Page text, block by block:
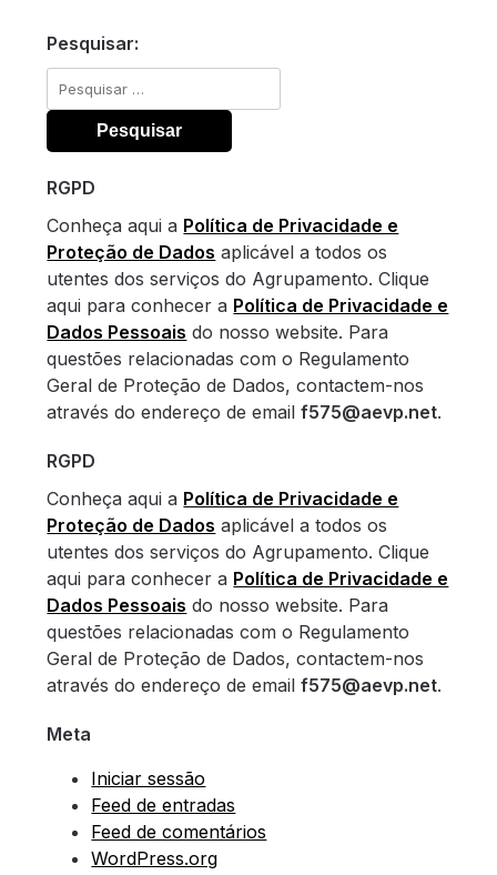
Pesquisar:
Pesquisar
por:
RGPD
Conheça aqui a Política de Privacidade e
Proteção de Dados aplicável a todos os
utentes dos serviços do Agrupamento. Clique
aqui para conhecer a Política de Privacidade e
Dados Pessoais do nosso website. Para
questões relacionadas com o Regulamento
Geral de Proteção de Dados, contactem-nos
através do endereço de emailf575@aevp.net.
RGPD
Conheça aqui a Política de Privacidade e
Proteção de Dados aplicável a todos os
utentes dos serviços do Agrupamento. Clique
aqui para conhecer a Política de Privacidade e
Dados Pessoais do nosso website. Para
questões relacionadas com o Regulamento
Geral de Proteção de Dados, contactem-nos
através do endereço de emailf575@aevp.net.
Meta
Iniciar sessão
Feed de entradas
Feed de comentários
WordPress.org